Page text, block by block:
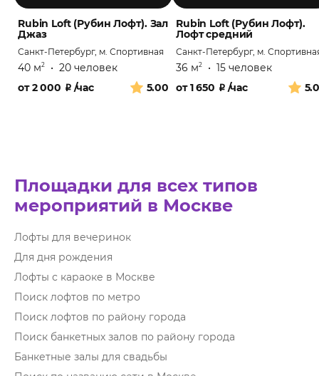
Rubin Loft (Рубин Лофт). Зал
Джаз
Санкт-Петербург, м. Спортивная
40 м2 • 20 человек
5.00
от2 000 ₽ /час
Rubin Loft (Рубин Лофт).
Лофт средний
Санкт-Петербург, м.
36 м2 • 15 человек
от1 650 ₽ /час
Площадки для всех типов
мероприятий в Москве
Лофты для вечеринок
Для дня рождения
Лофты с караоке в Москве
Поиск лофтов по метро
Поиск лофтов по району города
Поиск банкетных залов по району города
Банкетные залы для свадьбы